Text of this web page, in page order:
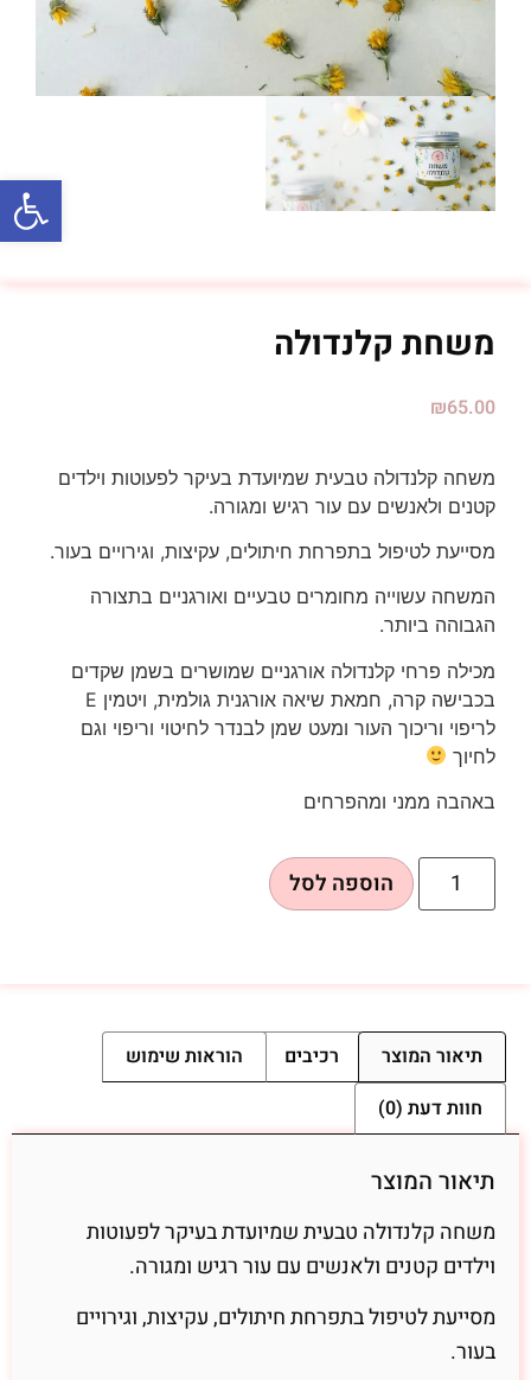
פתח
משחת קלנדולה
₪65.00
משחה קלנדולה טבעית שמיועדת בעיקר לפעוטות וילדים
קטנים ולאנשים עם עור רגיש ומגורה.
מסייעת לטיפול בתפרחת חיתולים, עקיצות, וגירויים בעור.
המשחה עשוייה מחומרים טבעיים ואורגניים בתצורה
הגבוהה ביותר.
מכילה פרחי קלנדולה אורגניים שמושרים בשמן שקדים
בכבישה קרה, חמאת שיאה אורגנית גולמית, ויטמין E
לריפוי וריכוך העור ומעט שמן לבנדר לחיטוי וריפוי וגם
לחיוך
באהבה ממני ומהפרחים
הוספה לסל
תיאור המוצר רכיבים
הוראות שימוש
חוות דעת (0)
תיאור המוצר
משחה קלנדולה טבעית שמיועדת בעיקר לפעוטות
וילדים קטנים ולאנשים עם עור רגיש ומגורה.
מסייעת לטיפול בתפרחת חיתולים, עקיצות, וגירויים
בעור.